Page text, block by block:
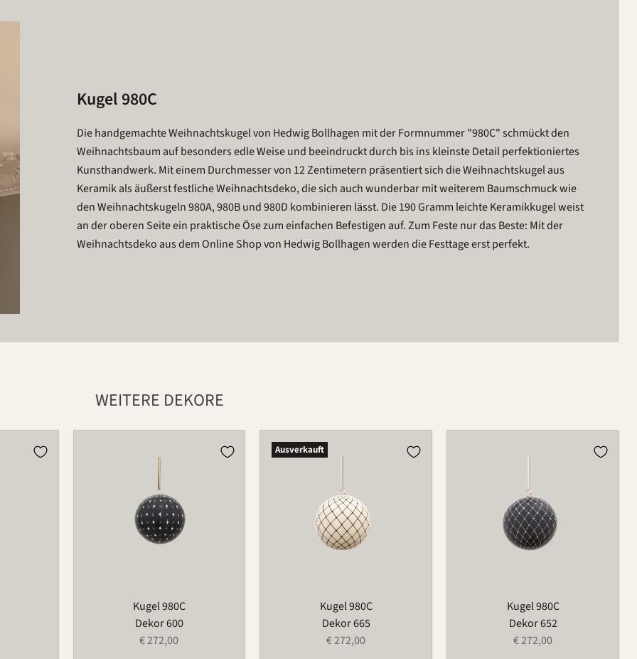
Kugel 980C
Die handgemachte Weihnachtskugel von Hedwig Bollhagen mit der Formnummer "980C" schmückt den
Weihnachtsbaum auf besonders edle Weise und beeindruckt durch bis ins kleinste Detail perfektioniertes
Kunsthandwerk. Mit einem Durchmesser von 12 Zentimetern präsentiert sich die Weihnachtskugel aus
Keramik als äußerst festliche Weihnachtsdeko, die sich auch wunderbar mit weiterem Baumschmuck wie
den Weihnachtskugeln 980A, 980B und 980D kombinieren lässt. Die 190 Gramm leichte Keramikkugel weist
an der oberen Seite ein praktische Öse zum einfachen Befestigen auf. Zum Feste nur das Beste: Mit der
Weihnachtsdeko aus dem Online Shop von Hedwig Bollhagen werden die Festtage erst perfekt.
WEITERE DEKORE
Kugel 980C
Dekor 600
€ 272,00
Ausverkauft
Kugel
980C
Kugel 980C
Dekor 665
€ 272,00
Kugel 980C
Dekor 652
€ 272,00